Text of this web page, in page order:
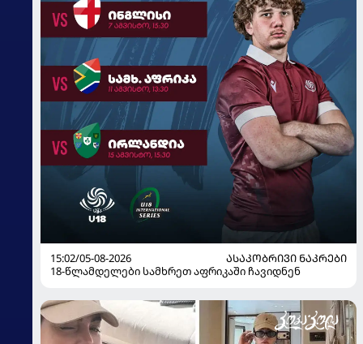
15:02/05-08-2026
ᲐᲡᲐᲙᲝᲑᲠᲘᲕᲘ ᲜᲐᲙᲠᲔᲑᲘ
18-წლამდელები სამხრეთ აფრიკაში ჩავიდნენ